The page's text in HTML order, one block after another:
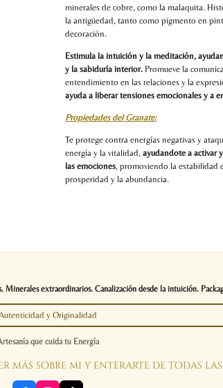
minerales de cobre, como la malaquita.
la antigüedad, tanto como pigmento en
decoración.
Estimula la intuición y la meditación,
y la sabiduría interior. Promueve la
entendimiento en las relaciones y la
ayuda a liberar tensiones emocionales y a
Propiedades del Granate:
Te protege contra energías negativas y
energía y la vitalidad, ayudandote a activar
las emociones, promoviendo la estabilidad
prosperidad y la abundancia.
Minerales extraordinarios. Canalización desde la intuición.
y Originalidad
que cuida tu Energía
más sobre mi y enterarte de todas